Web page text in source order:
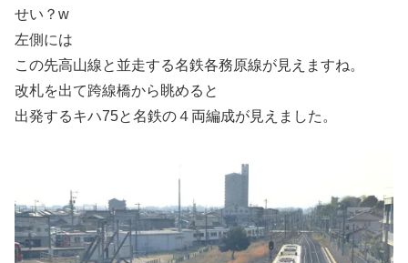
せい？w
左側には
この先高山線と並走する名鉄各務原線が見えますね。
改札を出て跨線橋から眺めると
出発するキハ75と名鉄の４両編成が見えました。